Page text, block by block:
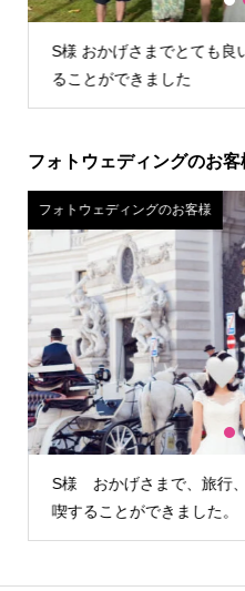
U様 店舗が遠かったので自
試着できお値段含めてこち
フォトウェディングのお客
H様 カメラマンさんが雨の
でも写真を撮る…
フォトウェディングのお客様
1